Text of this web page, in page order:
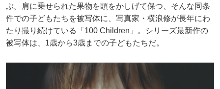
ぶ。肩に乗せられた果物を頭をかしげて保つ、そんな同条
件での子どもたちを被写体に、写真家・横浪修が長年にわ
たり撮り続けている「100 Children」。シリーズ最新作の
被写体は、1歳から3歳までの子どもたちだ。